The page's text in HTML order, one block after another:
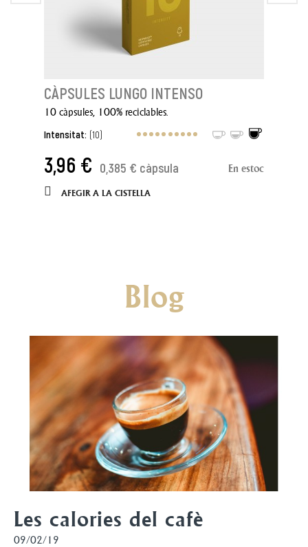
CÀPSULES LUNGO INTENSO
10 càpsules, 100% reciclables.
Intensitat: (10)
3,96 € 0,385 € càpsula En estoc
AFEGIR A LA CISTELLA
Blog
Les calories del cafè
09/02/19